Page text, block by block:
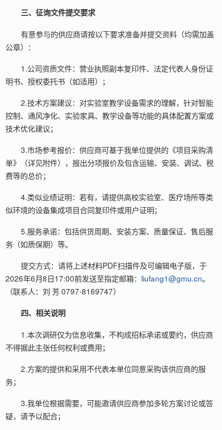
三、征询文件提交要求
有意参与的供应商请按以下要求准备并提交资料（均需加盖
公章）：
1.公司资质文件：营业执照副本复印件、法定代表人身份证
明书、授权委托书（如适用）；
2.技术方案建议：对实验室教学设备需求的理解，针对智能
控制、通风净化、实验家具、教学设备等功能的具体配置方案或
技术优化建议；
3.市场参考报价：供应商可基于我单位提供的《项目采购清
单》（详见附件），报出分项报价及包含运输、安装、调试、税
费等的总价；
4.类似业绩证明：若有，请提供高校实验室、医疗场所等类
似环境的设备集成项目合同复印件或用户证明；
5.服务承诺：包括供货周期、安装方案、质量保证、售后服
务（如质保期）等。
提交方式：请将上述材料PDF扫描件及可编辑电子版，于
2026年6月8日17:00前发送至指定邮箱： liufang1@gmu.cn。
（联系人：刘 芳 0797-8169747）
四、相关说明
1.本次调研仅为信息收集，不构成招标承诺或要约，供应商
不得据此主张任何权利或费用；
2.方案的提供和采用不代表本单位同意采购该供应商的服
务；
3.我单位根据需要，可能邀请供应商参加多轮方案讨论或答
疑，请予以配合；